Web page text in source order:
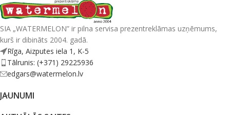
SIA „WATERMELON” ir pilna servisa prezentreklāmas uzņēmums,
kurš ir dibināts 2004. gadā.
Rīga, Aizputes iela 1, K-5
Tālrunis: (+371) 29225936
edgars@watermelon.lv
JAUNUMI